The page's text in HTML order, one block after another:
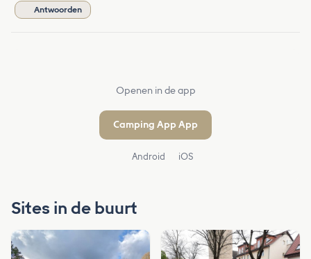
Antwoorden
Openen in de app
Camping App App
Android iOS
Sites in de buurt